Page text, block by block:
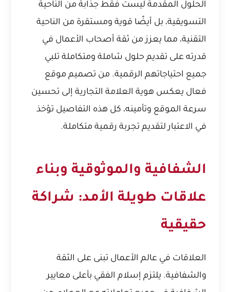
الحلول المقدمة ليست فقط جذابة من الناحية
التسويقية، بل أيضًا قوية ومستقرة من الناحية
التقنية، مما يعزز من ثقة أصحاب الأعمال في
قدرته على تقديم حلول شاملة ومتكاملة تلبي
جميع احتياجاتهم الرقمية. من تصميم موقع
فعال يعكس هوية العلامة التجارية إلى تحسين
سرعة الموقع وتأمينه، كل هذه التفاصيل تؤخذ
في الاعتبار لتقديم تجربة رقمية متكاملة.
الشفافية والموثوقية وبناء
علاقات طويلة الأمد: شراكة
حقيقية
العلاقات في عالم الأعمال تبنى على الثقة
والشفافية. يلتزم إسلام الفقي بأعلى معايير